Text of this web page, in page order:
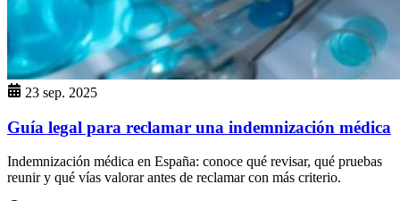
23 sep. 2025
Guía legal para reclamar una indemnización médica
Indemnización médica en España: conoce qué revisar, qué pruebas
reunir y qué vías valorar antes de reclamar con más criterio.